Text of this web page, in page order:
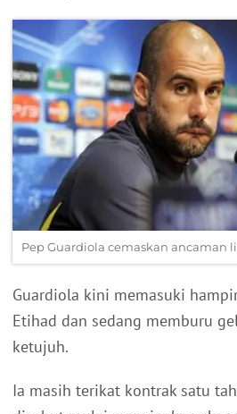
Pep Guardiola cemaskan ancaman
Guardiola kini memasuki
Etihad dan sedang memburu
ketujuh.
Ia masih terikat kontrak satu